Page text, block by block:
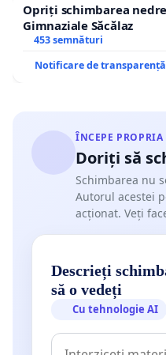
Opriți schimbarea
Gimnaziale Săcălaz
453 semnături
Notificare de transparență
ÎNCEPE PROPRIA
Doriți să
Schimbarea nu
Autorul acestei
acționat. Veți
Descrieți
să o vedeți
Cu tehnologie AI